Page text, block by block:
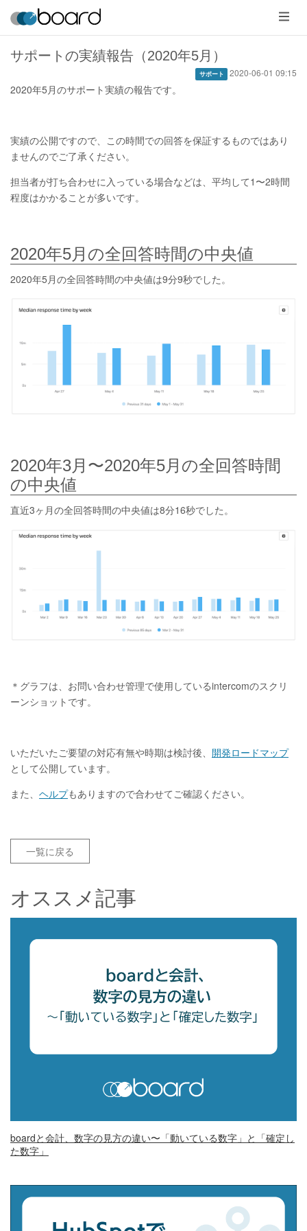
メ
ニ
ュ
ー
サポートの実績報告（2020年5月）
サポート 2020-06-01 09:15
2020年5月のサポート実績の報告です。
実績の公開ですので、この時間での回答を保証するものではあり
ませんのでご了承ください。
担当者が打ち合わせに入っている場合などは、平均して1〜2時間
程度はかかることが多いです。
2020年5月の全回答時間の中央値
2020年5月の全回答時間の中央値は9分9秒でした。
2020年3月〜2020年5月の全回答時間
の中央値
直近3ヶ月の全回答時間の中央値は8分16秒でした。
＊グラフは、お問い合わせ管理で使用しているintercomのスクリ
ーンショットです。
いただいたご要望の対応有無や時期は検討後、 開発ロードマップ
として公開しています。
また、 ヘルプもありますので合わせてご確認ください。
一覧に戻る
オススメ記事
boardと会計、数字の見方の違い〜「動いている数字」と「確定し
た数字」